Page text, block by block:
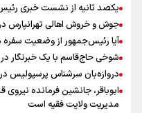
یکصد ثانیه از نشست خبری
جوش و خروش اهالی تهرانپارس در شب ۱۶۱
آیا رئیس‌جمهور از وضعیت سفره
شوخی حاج‌قاسم با یک خبرنگار در
دروازه‌بان سرشناس پرسپولیس در
ابوباقر، جانشین فرمانده
مدیریت ولایت فقیه است